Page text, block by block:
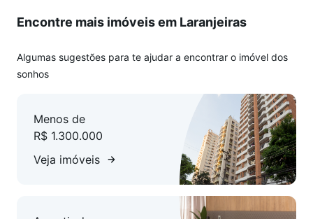
Encontre mais imóveis em Laranjeiras
Algumas sugestões para te ajudar a encontrar o imóvel dos
sonhos
Menos de
R$ 1.300.000
Veja imóveis